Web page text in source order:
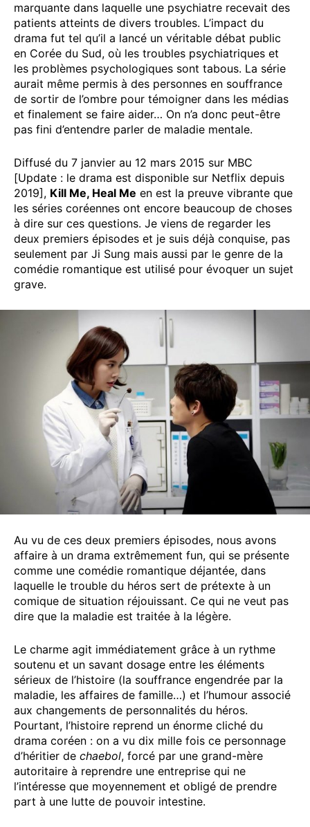
marquante dans laquelle une psychiatre recevait des
patients atteints de divers troubles. L’impact du
drama fut tel qu’il a lancé un véritable débat public
en Corée du Sud, où les troubles psychiatriques et
les problèmes psychologiques sont tabous. La série
aurait même permis à des personnes en souffrance
de sortir de l’ombre pour témoigner dans les médias
et finalement se faire aider… On n’a donc peut-être
pas fini d’entendre parler de maladie mentale.
Diffusé du 7 janvier au 12 mars 2015 sur MBC
[Update : le drama est disponible sur Netflix depuis
2019], Kill Me, Heal Me en est la preuve vibrante que
les séries coréennes ont encore beaucoup de choses
à dire sur ces questions. Je viens de regarder les
deux premiers épisodes et je suis déjà conquise, pas
seulement par Ji Sung mais aussi par le genre de la
comédie romantique est utilisé pour évoquer un sujet
grave.
Au vu de ces deux premiers épisodes, nous avons
affaire à un drama extrêmement fun, qui se présente
comme une comédie romantique déjantée, dans
laquelle le trouble du héros sert de prétexte à un
comique de situation réjouissant. Ce qui ne veut pas
dire que la maladie est traitée à la légère.
Le charme agit immédiatement grâce à un rythme
soutenu et un savant dosage entre les éléments
sérieux de l’histoire (la souffrance engendrée par la
maladie, les affaires de famille…) et l’humour associé
aux changements de personnalités du héros.
Pourtant, l’histoire reprend un énorme cliché du
drama coréen : on a vu dix mille fois ce personnage
d’héritier de chaebol, forcé par une grand-mère
autoritaire à reprendre une entreprise qui ne
l’intéresse que moyennement et obligé de prendre
part à une lutte de pouvoir intestine.